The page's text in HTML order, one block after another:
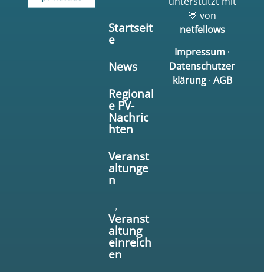
Startseit
e
News
Regional
e PV-
Nachric
hten
Veranst
altunge
n
→
Veranst
altung
einreich
en
💛 von
netfellows
Impressum ·
Datenschutzer
klärung· AGB